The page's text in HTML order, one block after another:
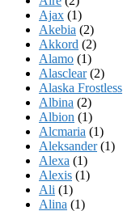
Ajax (1)
Akebia (2)
Akkord (2)
Alamo (1)
Alasclear(2)
Alaska Frostless
Albina (2)
Albion (1)
Alcmaria (1)
Aleksander(1)
Alexa (1)
Alexis (1)
Ali (1)
Alina (1)